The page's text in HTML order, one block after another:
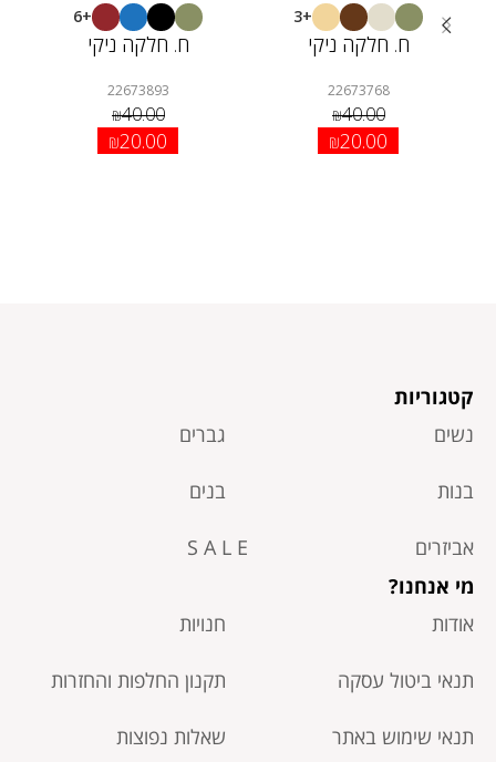
+3
ח. חלקה ניקי
22673768
₪40.00
₪20.00
+6
ח. חלקה ניקי
22673893
₪40.00
₪20.00
קטגוריות
נשים
גברים
בנות בנים
אביזרים
S A L E
מי אנחנו?
אודות
חנויות
תנאי ביטול עסקה​ תקנון החלפות והחזרות
תנאי שימוש באתר שאלות נפוצות